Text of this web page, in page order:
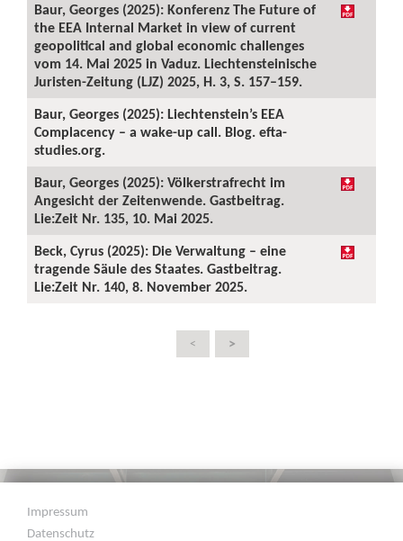
Baur, Georges (2025): Konferenz The Future of
the EEA Internal Market in view of current
geopolitical and global economic challenges
vom 14. Mai 2025 in Vaduz. Liechtensteinische
Juristen-Zeitung (LJZ) 2025, H. 3, S. 157–159.
Baur, Georges (2025): Liechtenstein’s EEA
Complacency – a wake-up call. Blog. efta-
studies.org.
Baur, Georges (2025): Völkerstrafrecht im
Angesicht der Zeitenwende. Gastbeitrag.
Lie:Zeit Nr. 135, 10. Mai 2025.
Beck, Cyrus (2025): Die Verwaltung – eine
tragende Säule des Staates. Gastbeitrag.
Lie:Zeit Nr. 140, 8. November 2025.
< >
Impressum
Datenschutz